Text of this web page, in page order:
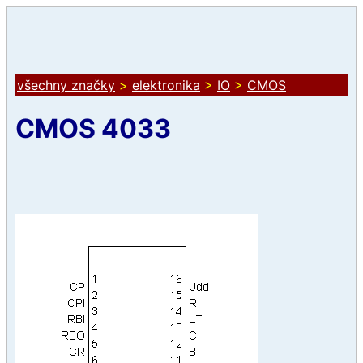
všechny značky > elektronika > IO > CMOS
CMOS 4033